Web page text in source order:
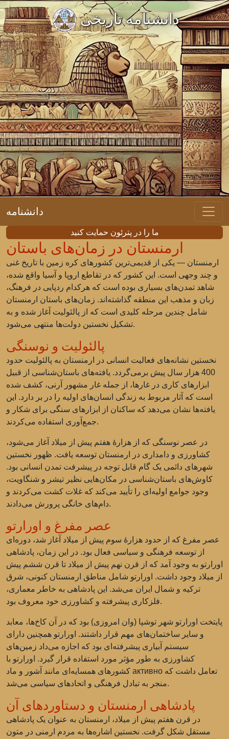
دانشنامه تاریخی
دانشنامه
ما را در پترئون حمایت کنید
ارمنستان در زمان‌های باستان
ارمنستان — یکی از قدیمی‌ترین کشورهای کره زمین با تاریخ غنی
و چند وجهی است. این کشور که در تقاطع اروپا و آسیا واقع شده،
شاهد تمدن‌های بسیاری بوده است که هرکدام ردپایی در فرهنگ،
زبان و مذهب این منطقه گذاشته‌اند. زمان‌های باستان ارمنستان
شامل چندین مرحله کلیدی است که از پالئولیت آغاز شده و به
تشکیل نخستین دولت‌ها منتهی می‌شود.
پالئولیت و نوسنگی
نخستین نشانه‌های فعالیت انسانی در ارمنستان به پالئولیت حدود
400 هزار سال پیش برمی‌گردد. یافته‌های باستان‌شناسی از قبیل
ابزارهای کاری در غارها، از جمله غار مشهور آرنی، کشف شده
است که آثار مربوط به زندگی انسان‌های اولیه را در بر دارد. این
یافته‌ها نشان می‌دهد که ساکنان از ابزارهای سنگی برای شکار و
جمع‌آوری استفاده می‌کردند.
در عصر نوسنگی که از هزارهٔ هفتم پیش از میلاد آغاز می‌شود،
کشاورزی و دامداری در ارمنستان توسعه یافت. ظهور نخستین
شهرهای دائمی یک گام قابل توجه در پیشرفت تمدن انسانی بود.
کاوش‌های باستان‌شناسی در مکان‌هایی نظیر تیشر و شنگاویت،
وجود جوامع اولیه‌ای را تأیید می‌کند که غلات کشت می‌کردند و
دام‌های خانگی پرورش می‌دادند.
عصر مفرغ و اورارتو
عصر مفرغ که از حدود هزارهٔ سوم پیش از میلاد آغاز شد، دوره‌ای
از توسعه فرهنگی و سیاسی فعال بود. در این زمان، پادشاهی
اورارتو به وجود آمد که از قرن نهم پیش از میلاد تا قرن ششم پیش
از میلاد وجود داشت. اورارتو شامل مناطق ارمنستان کنونی، شرق
ترکیه و شمال ایران می‌شد. این پادشاهی به خاطر معماری،
فلزکاری پیشرفته و کشاورزی خود معروف بود.
پایتخت اورارتو شهر توشپا (وان امروزی) بود که در آن کاخ‌ها، معابد
و سایر ساختمان‌های مهم قرار داشتند. اورارتو همچنین دارای
سیستم آبیاری پیشرفته‌ای بود که اجازه می‌داد زمین‌های
کشاورزی به طور مؤثر مورد استفاده قرار گیرد. اورارتو با
کشورهای همسایه‌ای مانند آشور و ماد активно تعامل داشت که
منجر به تبادل فرهنگی و اتحادهای سیاسی می‌شد.
پادشاهی ارمنستان و دستاوردهای آن
در قرن هفتم پیش از میلاد، ارمنستان به عنوان یک پادشاهی
مستقل شکل گرفت. نخستین اشاره‌ها به مردم ارمنی در متون